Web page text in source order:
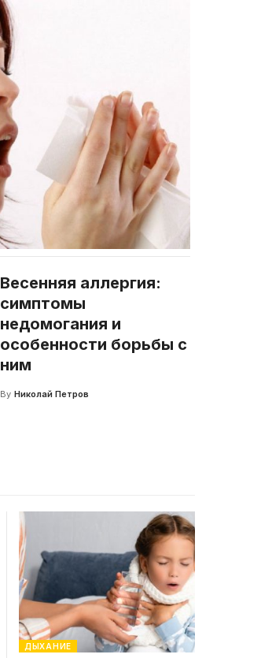
Весенняя аллергия:
симптомы
недомогания и
особенности борьбы с
ним
By Николай Петров
ДЫХАНИЕ